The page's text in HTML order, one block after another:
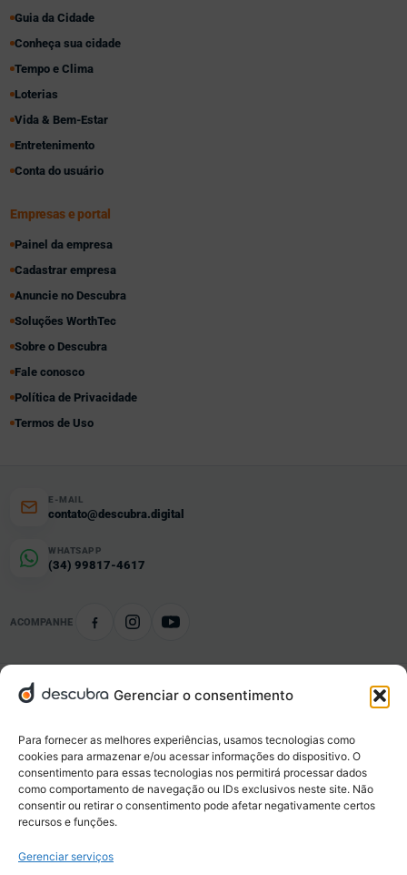
Gerenciar o consentimento
Para fornecer as melhores experiências, usamos tecnologias como
cookies para armazenar e/ou acessar informações do dispositivo. O
consentimento para essas tecnologias nos permitirá processar dados
como comportamento de navegação ou IDs exclusivos neste site. Não
consentir ou retirar o consentimento pode afetar negativamente certos
recursos e funções.
Gerenciar serviços
Guia da Cidade
Conheça sua cidade
Tempo e Clima
Loterias
Vida & Bem-Estar
Entretenimento
Conta do usuário
Empresas e portal
Painel da empresa
Cadastrar empresa
Anuncie no Descubra
Soluções WorthTec
Sobre o Descubra
Fale conosco
Política de Privacidade
Termos de Uso
E-MAIL
contato@descubra.digital
WHATSAPP
(34) 99817-4617
ACOMPANHE
Conteúdo organizado
Negócios locais
Empresas, serviços, ofertas e novidades da sua cidade.
Eventos e oportunidades